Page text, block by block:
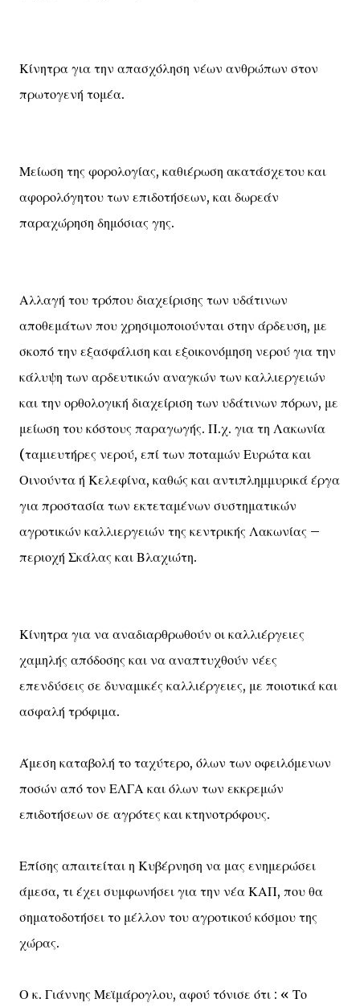
Κίνητρα για την απασχόληση νέων ανθρώπων στον
πρωτογενή τομέα.
Μείωση της φορολογίας, καθιέρωση ακατάσχετου και
αφορολόγητου των επιδοτήσεων, και δωρεάν
παραχώρηση δημόσιας γης.
Αλλαγή του τρόπου διαχείρισης των υδάτινων
αποθεμάτων που χρησιμοποιούνται στην άρδευση, με
σκοπό την εξασφάλιση και εξοικονόμηση νερού για την
κάλυψη των αρδευτικών αναγκών των καλλιεργειών
και την ορθολογική διαχείριση των υδάτινων πόρων, με
μείωση του κόστους παραγωγής. Π.χ. για τη Λακωνία
(ταμιευτήρες νερού, επί των ποταμών Ευρώτα και
Οινούντα ή Κελεφίνα, καθώς και αντιπλημμυρικά έργα
για προστασία των εκτεταμένων συστηματικών
αγροτικών καλλιεργειών της κεντρικής Λακωνίας –
περιοχή Σκάλας και Βλαχιώτη.
Κίνητρα για να αναδιαρθρωθούν οι καλλιέργειες
χαμηλής απόδοσης και να αναπτυχθούν νέες
επενδύσεις σε δυναμικές καλλιέργειες, με ποιοτικά και
ασφαλή τρόφιμα.
Άμεση καταβολή το ταχύτερο, όλων των οφειλόμενων
ποσών από τον ΕΛΓΑ και όλων των εκκρεμών
επιδοτήσεων σε αγρότες και κτηνοτρόφους.
Επίσης απαιτείται η Κυβέρνηση να μας ενημερώσει
άμεσα, τι έχει συμφωνήσει για την νέα ΚΑΠ, που θα
σηματοδοτήσει το μέλλον του αγροτικού κόσμου της
χώρας.
Ο κ. Γιάννης Μεϊμάρογλου, αφού τόνισε ότι : « Το